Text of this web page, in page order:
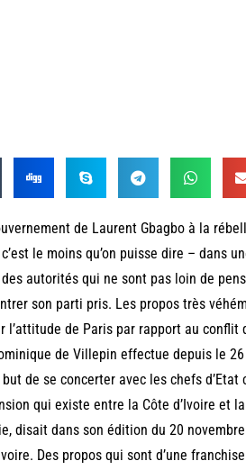
de Laurent Gbagbo à la
le moins qu’on puisse dire – dans
autorités qui ne sont pas loin de
son parti pris. Les propos très
de Paris par rapport au conflit
de Villepin effectue depuis le
de se concerter avec les chefs d’Etat
qui existe entre la Côte d’Ivoire et
disait dans son édition du 20
Des propos qui sont d’une